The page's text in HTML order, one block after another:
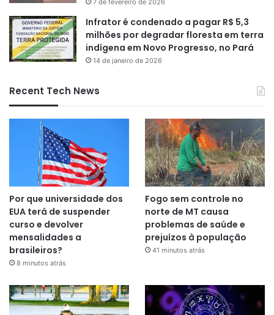
7 de fevereiro de 2026
Infrator é condenado a pagar R$ 5,3
milhões por degradar floresta em terra
indígena em Novo Progresso, no Pará
14 de janeiro de 2026
Recent Tech News
Por que universidade dos
EUA terá de suspender
curso e devolver
mensalidades a
brasileiros?
8 minutos atrás
Fogo sem controle no
norte de MT causa
problemas de saúde e
prejuízos à população
41 minutos atrás